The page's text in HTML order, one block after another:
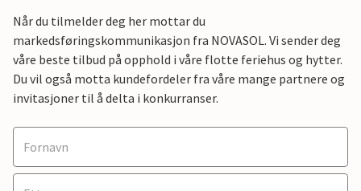
Når du tilmelder deg her mottar du
markedsføringskommunikasjon fra NOVASOL. Vi sender deg
våre beste tilbud på opphold i våre flotte feriehus og hytter.
Du vil også motta kundefordeler fra våre mange partnere og
invitasjoner til å delta i konkurranser.